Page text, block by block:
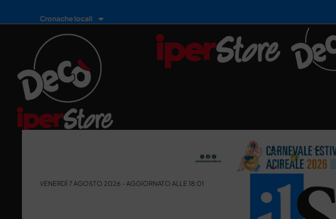
Cronache locali
VENERDÌ 7 AGOSTO 2026 - AGGIORNATO ALLE 18:01